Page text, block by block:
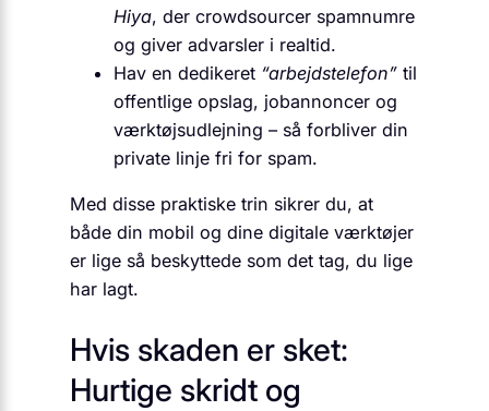
Hiya, der crowdsourcer spamnumre
og giver advarsler i realtid.
Hav en dedikeret “arbejdstelefon” til
offentlige opslag, jobannoncer og
værktøjsudlejning – så forbliver din
private linje fri for spam.
Med disse praktiske trin sikrer du, at
både din mobil og dine digitale værktøjer
er lige så beskyttede som det tag, du lige
har lagt.
Hvis skaden er sket:
Hurtige skridt og